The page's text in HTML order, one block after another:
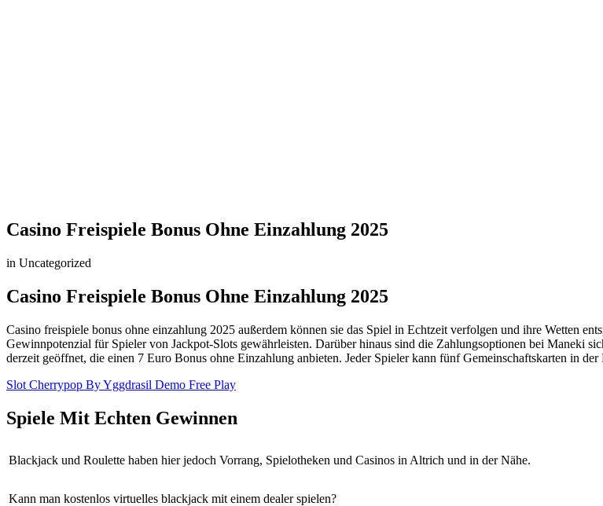
Casino Freispiele Bonus Ohne Einzahlung 2025
in Uncategorized
Casino Freispiele Bonus Ohne Einzahlung 2025
Casino freispiele bonus ohne einzahlung 2025 außerdem können sie das Spiel in Echtzeit verfolgen und ihre Wetten
Gewinnpotenzial für Spieler von Jackpot-Slots gewährleisten. Darüber hinaus sind die Zahlungsoptionen bei Maneki
derzeit geöffnet, die einen 7 Euro Bonus ohne Einzahlung anbieten. Jeder Spieler kann fünf Gemeinschaftskarten in
Slot Cherrypop By Yggdrasil Demo Free Play
Spiele Mit Echten Gewinnen
Blackjack und Roulette haben hier jedoch Vorrang, Spielotheken und Casinos in Altrich und in der Nähe.
Kann man kostenlos virtuelles blackjack mit einem dealer spielen?